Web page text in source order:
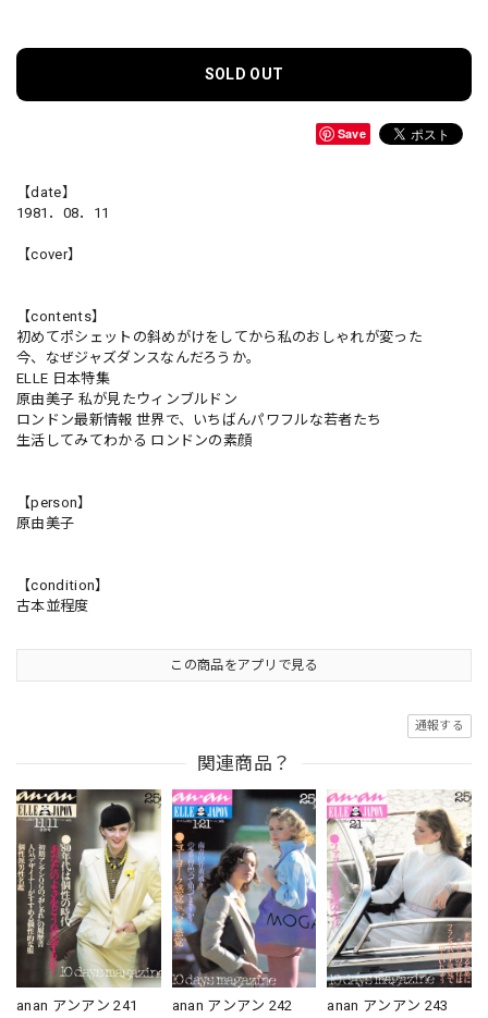
SOLD OUT
Save
【date】
1981．08．11
【cover】
【contents】
初めてポシェットの斜めがけをしてから私のおしゃれが変った
今、なぜジャズダンスなんだろうか。
ELLE 日本特集
原由美子 私が見たウィンブルドン
ロンドン最新情報 世界で、いちばんパワフルな若者たち
生活してみてわかる ロンドンの素顔
【person】
原由美子
【condition】
古本並程度
この商品をアプリで見る
通報する
関連商品？
anan アンアン 241 anan アンアン 242 anan アンアン 243